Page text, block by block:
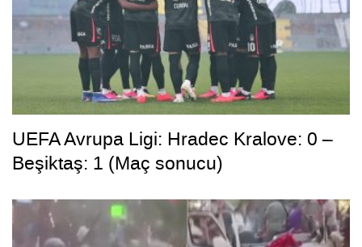
UEFA Avrupa Ligi: Hradec Kralove: 0 –
Beşiktaş: 1 (Maç sonucu)